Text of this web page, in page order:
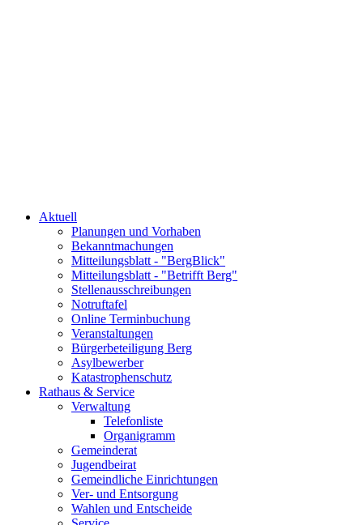
Aktuell
Planungen und Vorhaben
Bekanntmachungen
Mitteilungsblatt - "BergBlick"
Mitteilungsblatt - "Betrifft Berg"
Stellenausschreibungen
Notruftafel
Online Terminbuchung
Veranstaltungen
Bürgerbeteiligung Berg
Asylbewerber
Katastrophenschutz
Rathaus & Service
Verwaltung
Telefonliste
Organigramm
Gemeinderat
Jugendbeirat
Gemeindliche Einrichtungen
Ver- und Entsorgung
Wahlen und Entscheide